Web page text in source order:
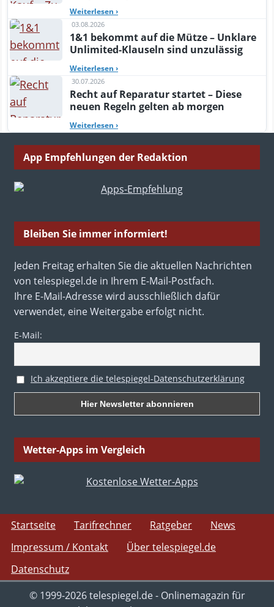
Weiterlesen ›
03.08.2026
1&1 bekommt auf die Mütze – Unklare
Unlimited-Klauseln sind unzulässig
Weiterlesen ›
30.07.2026
Recht auf Reparatur startet – Diese
neuen Regeln gelten ab morgen
Weiterlesen ›
App Empfehlungen der Redaktion
Bleiben Sie immer informiert!
Jeden Freitag erhalten Sie die aktuellen Nachrichten
von telespiegel.de in Ihrem E-Mail-Postfach.
Ihre E-Mail-Adresse wird ausschließlich dafür
verwendet, eine Weitergabe erfolgt nicht.
E-Mail:
Ich akzeptiere die telespiegel-Datenschutzerklärung
Wetter-Apps im Vergleich
Startseite Tarifrechner Ratgeber
News
Impressum / Kontakt
Über telespiegel.de
Datenschutz
© 1999-2026 telespiegel.de - Onlinemagazin für